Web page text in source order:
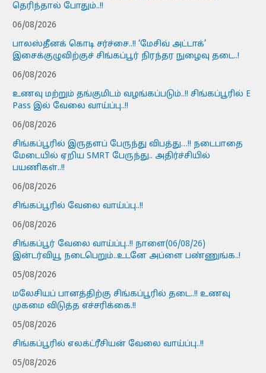
தெரிந்தால் போதும்..!!
06/08/2026
பாலஸ்தீனக் கொடி சர்ச்சை..!! ‘மேசிவ் அட்டாக்’
இசைக்குழுவிற்குச் சிங்கப்பூர் நிரந்தர நுழைவு தடை..!
06/08/2026
உணவு மற்றும் தங்குமிடம் வழங்கப்படும்..!! சிங்கப்பூரில் E
Pass இல் வேலை வாய்ப்பு..!!
06/08/2026
சிங்கப்பூரில் இருதளப் பேருந்து விபத்து…!! நடைபாதை
மேடையில் ஏறிய SMRT பேருந்து.. அதிர்ச்சியில்
பயணிகள்..!!
06/08/2026
சிங்கப்பூரில் வேலை வாய்ப்பு..!!
06/08/2026
சிங்கப்பூர் வேலை வாய்ப்பு..!! நாளை(06/08/26)
இன்டர்வியூ நடைபெறும்..உடனே அப்ளை பண்ணுங்க..!
05/08/2026
மலேசியப் பானத்திற்கு சிங்கப்பூரில் தடை..!! உணவு
முகமை விடுத்த எச்சரிக்கை.!!
05/08/2026
சிங்கப்பூரில் எலக்ட்ரீசியன் வேலை வாய்ப்பு..!!
05/08/2026